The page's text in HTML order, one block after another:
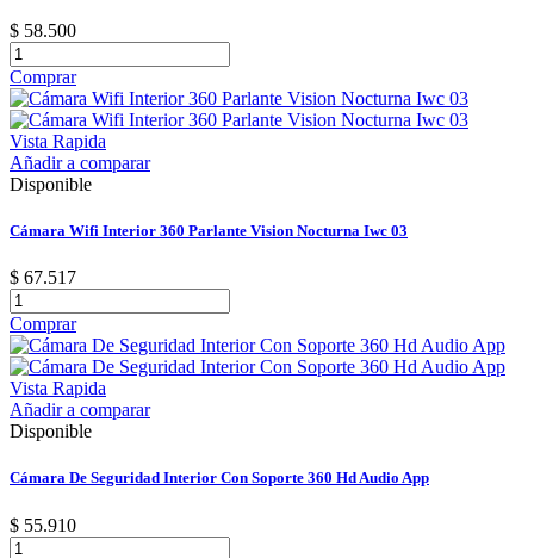
$ 58.500
Comprar
Vista Rapida
Añadir a comparar
Disponible
Cámara Wifi Interior 360 Parlante Vision Nocturna Iwc 03
$ 67.517
Comprar
Vista Rapida
Añadir a comparar
Disponible
Cámara De Seguridad Interior Con Soporte 360 Hd Audio App
$ 55.910